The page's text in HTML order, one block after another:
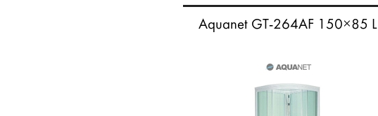
Aquanet GT-264AF 150×85 L